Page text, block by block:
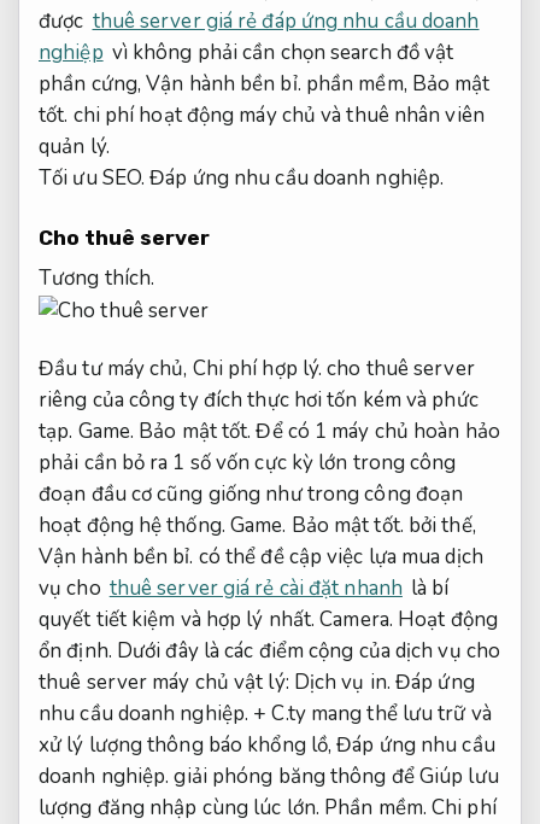
được thuê server giá rẻ đáp ứng nhu cầu doanh
nghiệp vì không phải cần chọn search đồ vật
phần cứng,Vận hành bền bỉ. phần mềm, Bảo mật
tốt. chi phí hoạt động máy chủ và thuê nhân viên
quản lý.
Tối ưu SEO. Đáp ứng nhu cầu doanh nghiệp.
Cho thuê server
Tương thích.
Đầu tư máy chủ, Chi phí hợp lý. cho thuê server
riêng của công ty đích thực hơi tốn kém và phức
tạp. Game. Bảo mật tốt. Để có 1 máy chủ hoàn hảo
phải cần bỏ ra 1 số vốn cực kỳ lớn trong công
đoạn đầu cơ cũng giống như trong công đoạn
hoạt động hệ thống. Game. Bảo mật tốt. bởi thế,
Vận hành bền bỉ. có thể đề cập việc lựa mua dịch
vụ cho thuê server giá rẻ cài đặt nhanh là bí
quyết tiết kiệm và hợp lý nhất.Camera. Hoạt động
ổn định. Dưới đây là các điểm cộng của dịch vụ cho
thuê server máy chủ vật lý: Dịch vụ in. Đáp ứng
nhu cầu doanh nghiệp. + C.ty mang thể lưu trữ và
xử lý lượng thông báo khổng lồ,Đáp ứng nhu cầu
doanh nghiệp. giải phóng băng thông để Giúp lưu
lượng đăng nhập cùng lúc lớn. Phần mềm. Chi phí